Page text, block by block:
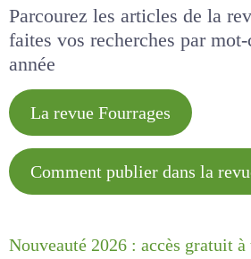
Parcourez les articles de la
faites vos recherches par
année
La revue Fourrages
Comment publier dans la